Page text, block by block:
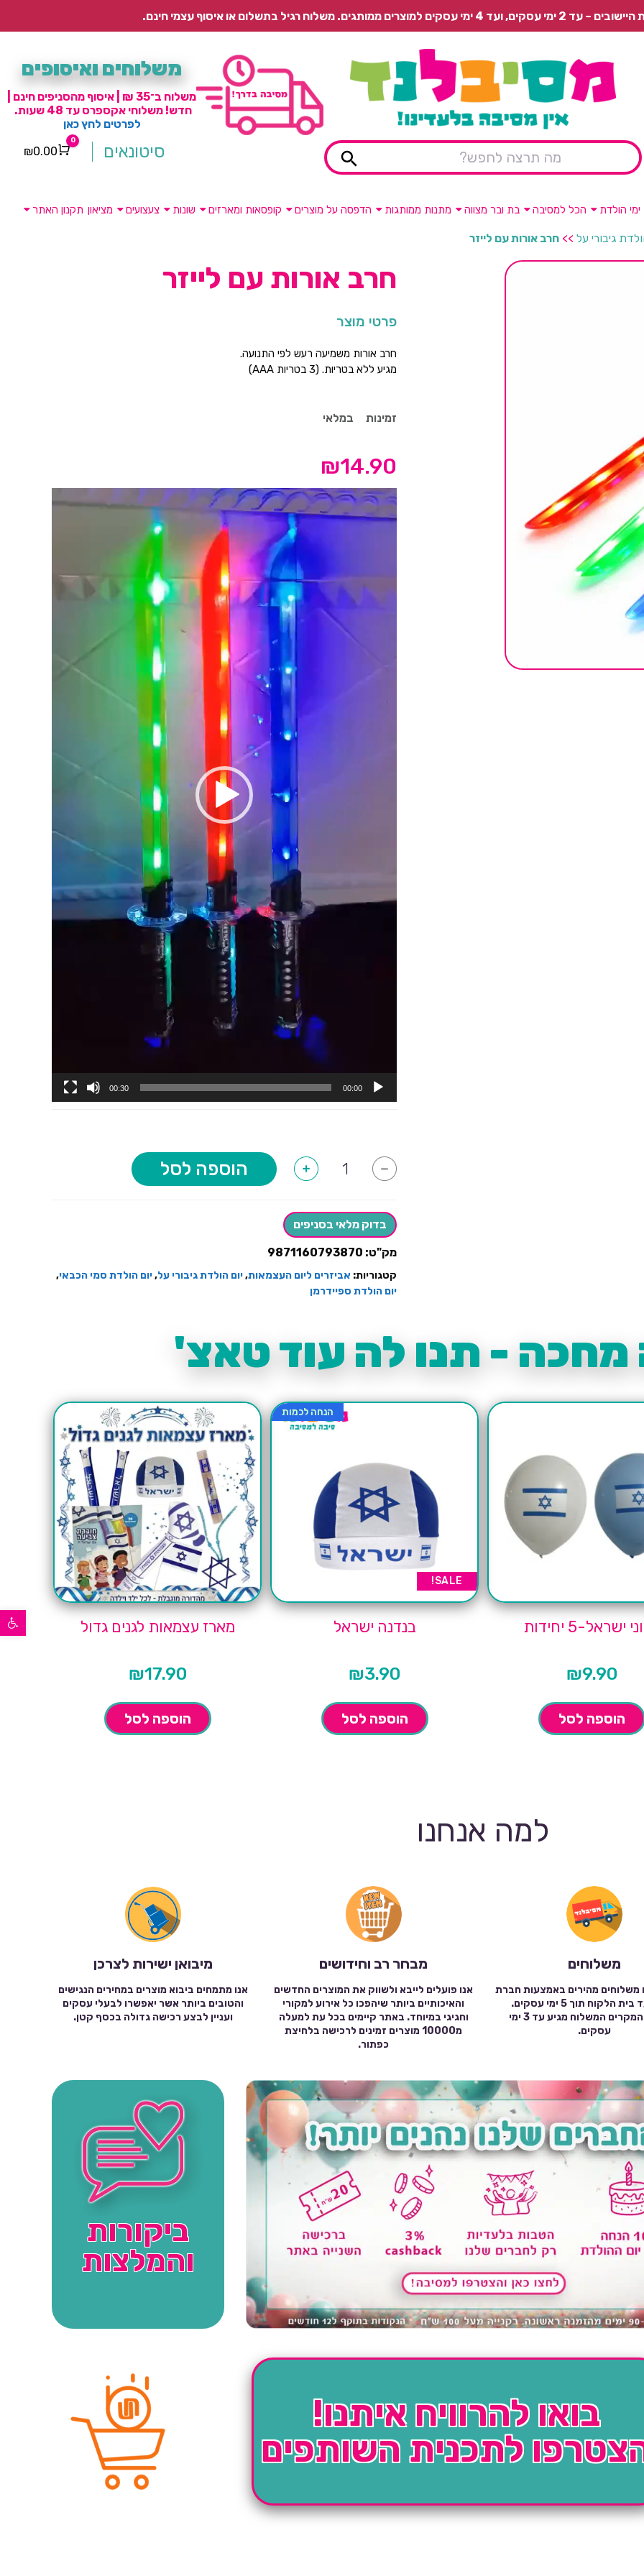
פתח סרגל נגישות
רגיל בתשלום או איסוף עצמי חינם.
משלוחים ואיסופים
משלוח ב־35 ₪ | איסוף מהסניפים חינם |
חדש! משלוחי אקספרס עד 48 שעות.
לפרטים לחץ כאן
סיטונאים Cart
0
₪0.00
ימי הולדת הכל למסיבה בת ובר מצווה מתנות ממותגות הדפסה על מוצרים קופסאות ומארזים שונות צעצועים מציאון תקנון האתר
גיבורי על >> חרב אורות עם לייזר
חרב אורות עם לייזר
פרטי מוצר
חרב אורות משמיעה רעש לפי התנועה.
מגיע ללא בטריות. (3 בטריות AAA)
זמינות במלאי
₪14.90
נגן
וידאו
00:00
00:30
-
של
לייזר
+ הוספה לסל
בדוק מלאי בסניפים
מק"ט: 9871160793870
קטגוריות: אביזרים ליום העצמאות,יום הולדת גיבורי על,יום הולדת סמי הכבאי,
יום הולדת ספיידרמן
- תנו לה עוד טאצ'
ישראל-5 יחידות
₪9.90
הוספה לסל
SALE!
הנחה לכמות
בנדנה ישראל
₪3.90
הוספה לסל
מארז עצמאות לגנים גדול
₪17.90
הוספה לסל
למה אנחנו
משלוחים
משלוחים מהירים באמצעות חברת
שילוח עד בית הלקוח תוך 5 ימי עסקים.
במרבית המקרים המשלוח מגיע עד 3 ימי
עסקים.
מבחר רב וחידושים
אנו פועלים לייבא ולשווק את המוצרים החדשים
והאיכותיים ביותר שיהפכו כל אירוע למקורי
וחגיגי במיוחד. באתר קיימים בכל עת למעלה
מ10000 מוצרים זמינים לרכישה בלחיצת
כפתור.
מיבואן ישירות לצרכן
אנו מתמחים ביבוא מוצרים במחירים הנגישים
והטובים ביותר אשר יאפשרו לבעלי עסקים
ועניין לבצע רכישה גדולה בכסף קטן.
ביקורות
והמלצות
בואו להרוויח איתנו!
לתכנית השותפים